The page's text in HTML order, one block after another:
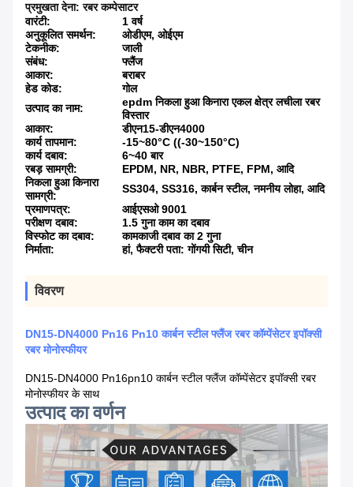
प्रमुखता देना:रबर कम्पेसाटर
वारंटी:
1 वर्ष
अनुकूलित समर्थन:
ओडीएम, ओईएम
टेकनीक:
जाली
संबंध:
फ्लैंज
आकार:
बराबर
हेड कोड:
गोल
उत्पाद का नाम:
epdm निकला हुआ किनारा एकल क्षेत्र लचीला रबर
विस्तार
आकार:
डीएन15-डीएन4000
कार्य तापमान:
-15~80°C ((-30~150°C)
कार्य दबाव:
6~40 बार
रबड़ सामग्री:
EPDM, NR, NBR, PTFE, FPM, आदि
निकला हुआ किनारा
सामग्री:
SS304, SS316, कार्बन स्टील, नमनीय लोहा, आदि
प्रमाणपत्र:
आईएसओ 9001
परीक्षण दबाव:
1.5 गुना काम का दबाव
विस्फोट का दबाव:
कामकाजी दबाव का 2 गुना
निर्माता:
हां, फैक्टरी पता: गोंगयी सिटी, चीन
विवरण
DN15-DN4000 Pn16 Pn10 कार्बन स्टील फ्लैंज रबर कॉम्पेंसेटर इपॉक्सी
रबर मोनोस्फीयर
DN15-DN4000 Pn16pn10 कार्बन स्टील फ्लैंज कॉम्पेंसेटर इपॉक्सी रबर
मोनोस्फीयर के साथ
उत्पाद का वर्णन